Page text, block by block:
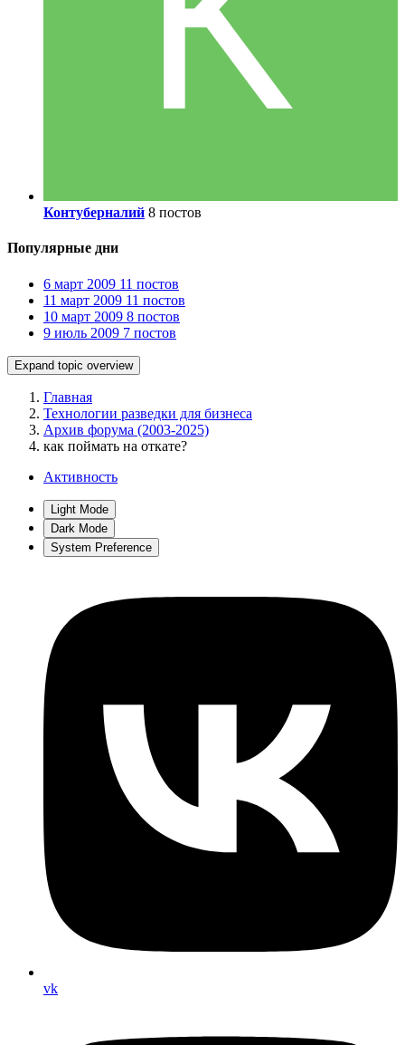
Контуберналий 8 постов
Популярные дни
6 март 2009 11 постов
11 март 2009 11 постов
10 март 2009 8 постов
9 июль 2009 7 постов
Expand topic overview
Главная
Технологии разведки для бизнеса
Архив форума (2003-2025)
как поймать на откате?
Активность
Light Mode
Dark Mode
System Preference
vk